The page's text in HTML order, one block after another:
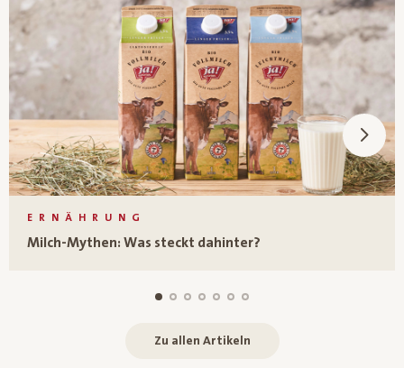
ERNÄHRUNG
Milch-Mythen: Was steckt dahinter?
Zu allen Artikeln